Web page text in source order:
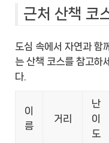
근처 산책 코
도심 속에서 자연과 함
는 산책 코스를 참고하
다.
이
름
거리
난
이
도